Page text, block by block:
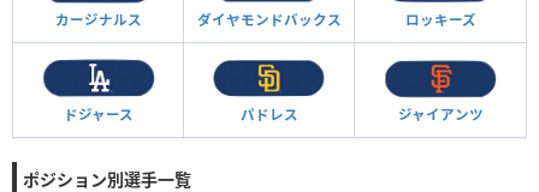
カージナルス ダイヤモンドバックス ロッキーズ
ドジャース パドレス ジャイアンツ
ポジション別選手一覧